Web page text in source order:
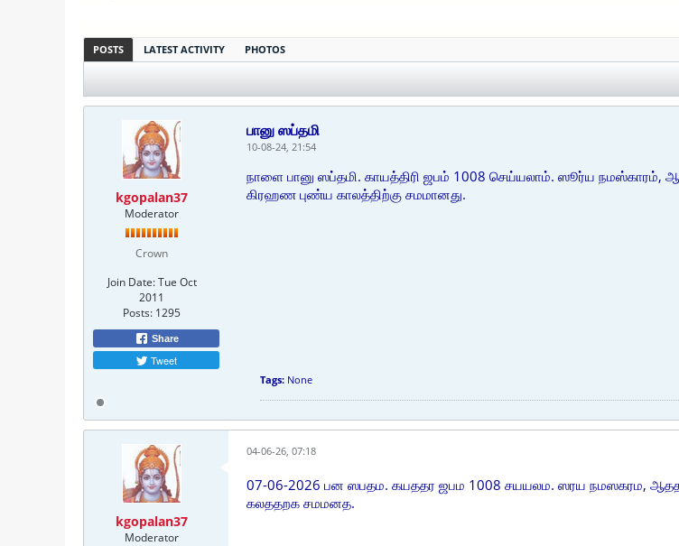
POSTS LATEST ACTIVITY PHOTOS
kgopalan37
Moderator
Crown
Join Date: Tue Oct
2011
Posts: 1295
Share
Tweet
பானு ஸப்தமி
10-08-24, 21:54
நாளை பானு ஸப்தமி. காயத்திரி ஜபம் 1008 செய்யலாம். ஸூர்ய
கிரஹண புண்ய காலத்திற்கு சமமானது.
Tags: None
kgopalan37
Moderator
04-06-26, 07:18
07-06-2026 பன ஸபதம. கயததர ஜபம 1008 சயயலம. ஸரய
கலததறக சமமனத.